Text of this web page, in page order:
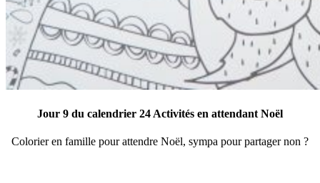
Jour 9 du calendrier 24 Activités en attendant Noël
Colorier en famille pour attendre Noël, sympa pour partager non ?